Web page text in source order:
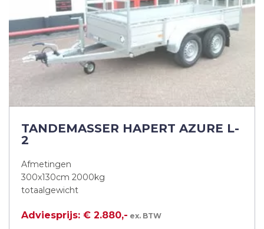
TANDEMASSER HAPERT AZURE L-
2
Afmetingen
300x130cm 2000kg
totaalgewicht
Adviesprijs: € 2.880,- ex. BTW